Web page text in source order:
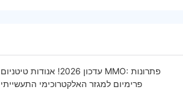
עדכון 2026! אנודות טיטניום MMO: פתרונות
פרימיום למגזר האלקטרוכימי התעשייתי